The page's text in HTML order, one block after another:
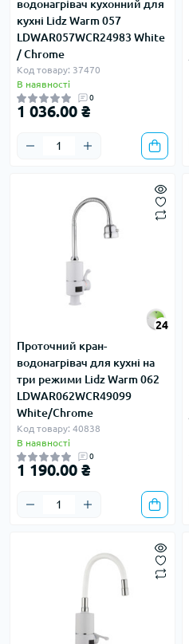
водонагрівач кухонний для
кухні Lidz Warm 057
LDWAR057WCR24983 White
/ Chrome
Код товару: 37470
В наявності
0
1 036.00 ₴
24
Проточний кран-
водонагрівач для кухні на
три режими Lidz Warm 062
LDWAR062WCR49099
White/Chrome
Код товару: 40838
В наявності
0
1 190.00 ₴